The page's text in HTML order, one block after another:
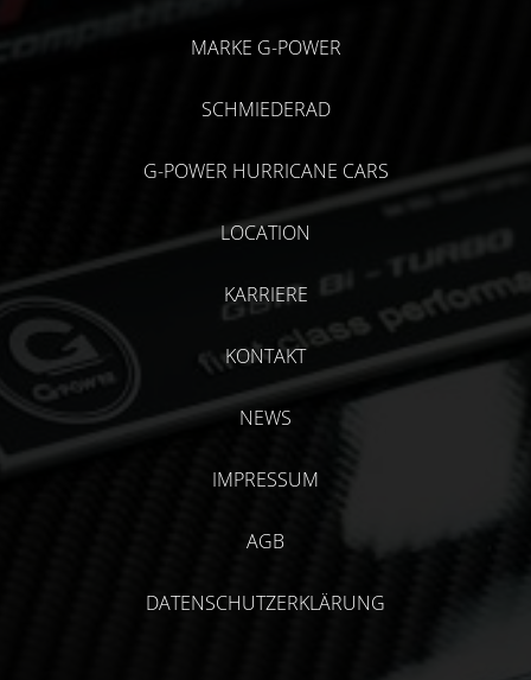
MARKE G-POWER
SCHMIEDERAD
G-POWER HURRICANE CARS
LOCATION
KARRIERE
KONTAKT
NEWS
IMPRESSUM
AGB
DATENSCHUTZERKLÄRUNG